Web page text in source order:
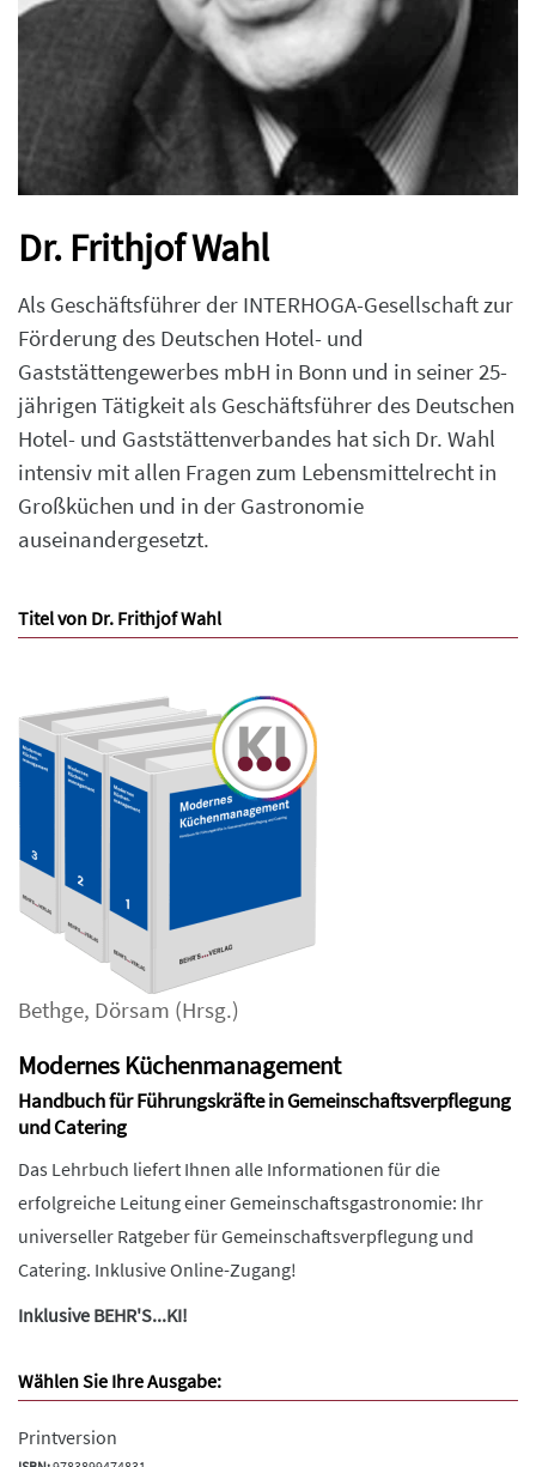
Dr. Frithjof Wahl
Als Geschäftsführer der INTERHOGA-Gesellschaft zur
Förderung des Deutschen Hotel- und
Gaststättengewerbes mbH in Bonn und in seiner 25-
jährigen Tätigkeit als Geschäftsführer des Deutschen
Hotel- und Gaststättenverbandes hat sich Dr. Wahl
intensiv mit allen Fragen zum Lebensmittelrecht in
Großküchen und in der Gastronomie
auseinandergesetzt.
Titel von Dr. Frithjof Wahl
Bethge, Dörsam (Hrsg.)
Modernes Küchenmanagement
Handbuch für Führungskräfte in Gemeinschaftsverpflegung
und Catering
Das Lehrbuch liefert Ihnen alle Informationen für die
erfolgreiche Leitung einer Gemeinschaftsgastronomie: Ihr
universeller Ratgeber für Gemeinschaftsverpflegung und
Catering. Inklusive Online-Zugang!
Inklusive BEHR'S...KI!
Wählen Sie Ihre Ausgabe:
Printversion